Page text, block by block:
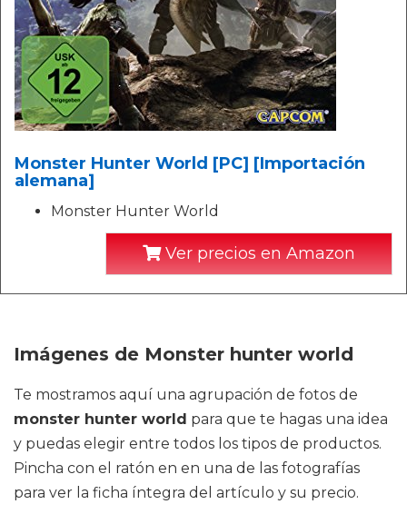
Monster Hunter World [PC] [Importación
alemana]
Monster Hunter World
Ver precios en Amazon
Imágenes de Monster hunter world
Te mostramos aquí una agrupación de fotos de
monster hunter world para que te hagas una idea
y puedas elegir entre todos los tipos de productos.
Pincha con el ratón en en una de las fotografías
para ver la ficha íntegra del artículo y su precio.